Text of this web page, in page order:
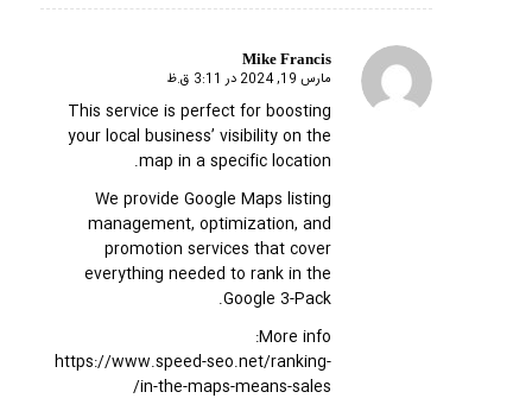
Mike Francis
گفته:
مارس 19, 2024 در 3:11 ق.ظ
This service is perfect for boosting
your local business’ visibility on the
map in a specific location.
We provide Google Maps listing
management, optimization, and
promotion services that cover
everything needed to rank in the
Google 3-Pack.
More info:
https://www.speed-seo.net/ranking-
in-the-maps-means-sales/